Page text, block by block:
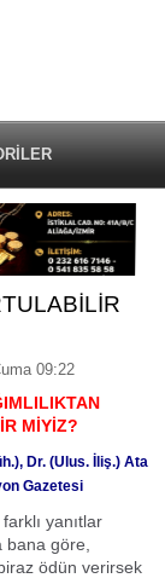
09:22
MİYİZ?
Dr. (Ulus. İliş.) Ata
Gazetesi
yanıtlar
göre,
ödün verirsek